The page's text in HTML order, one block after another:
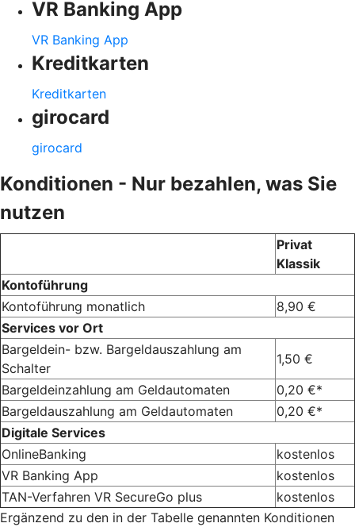
VR Banking App
VR Banking App
Kreditkarten
Kreditkarten
girocard
girocard
Konditionen - Nur bezahlen, was Sie
nutzen
Privat
Klassik
Kontoführung
Kontoführung monatlich
8,90 €
Services vor Ort
Bargeldein- bzw. Bargeldauszahlung am
Schalter
1,50 €
Bargeldeinzahlung am Geldautomaten
0,20 €*
Bargeldauszahlung am Geldautomaten
0,20 €*
Digitale Services
OnlineBanking
kostenlos
VR Banking App
kostenlos
TAN-Verfahren VR SecureGo plus
kostenlos
Ergänzend zu den in der Tabelle genannten Konditionen